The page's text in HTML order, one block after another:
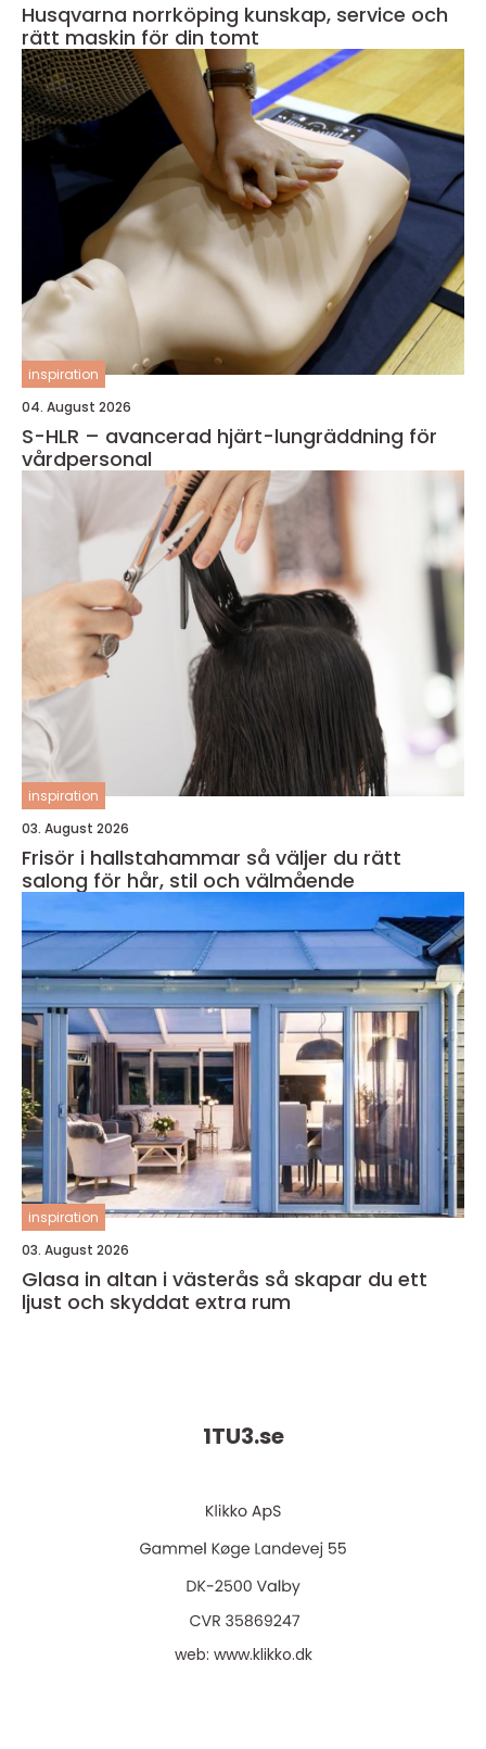
Husqvarna norrköping kunskap, service och
rätt maskin för din tomt
inspiration
04. August 2026
S-HLR – avancerad hjärt-lungräddning för
vårdpersonal
inspiration
03. August 2026
Frisör i hallstahammar så väljer du rätt
salong för hår, stil och välmående
inspiration
03. August 2026
Glasa in altan i västerås så skapar du ett
ljust och skyddat extra rum
1TU3.se
web: www.klikko.dk